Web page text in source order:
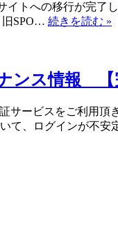
イトへの移行が完
旧SPO… 続きを読む »
ンス情報 【
サービスをご利用頂
て、ログインが不安